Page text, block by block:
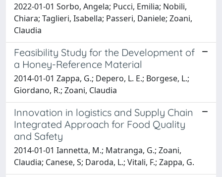
2022-01-01 Sorbo, Angela; Pucci, Emilia; Nobili,
Chiara; Taglieri, Isabella; Passeri, Daniele; Zoani,
Claudia
Feasibility Study for the Development of
a Honey-Reference Material
2014-01-01 Zappa, G.; Depero, L. E.; Borgese, L.;
Giordano, R.; Zoani, Claudia
Innovation in logistics and Supply Chain
Integrated Approach for Food Quality
and Safety
2014-01-01 Iannetta, M.; Matranga, G.; Zoani,
Claudia; Canese, S; Daroda, L.; Vitali, F.; Zappa, G.